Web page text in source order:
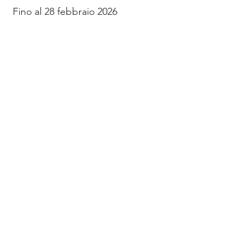
Fino al 28 febbraio 2026